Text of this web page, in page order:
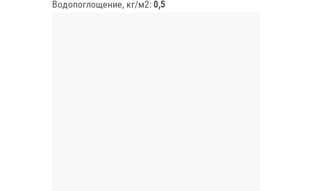
Водопоглощение, кг/м2:0,5